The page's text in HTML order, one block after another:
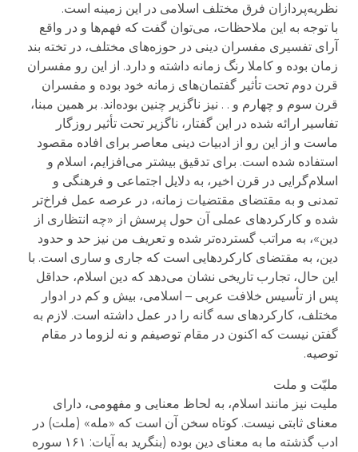
نظریه‌پردازان فرق مختلف اسلامی در این زمینه است.
با توجه به این ملاحظات، می‌توان گفت که فهم‌ها و در واقع
آرای تفسیری مفسران دینی در حوزه‌های مختلف، در تخته بند
زمان بوده و کاملا رنگ زمانه داشته و دارد. از این رو مفسران
قرن دوم تحت تأثیر گفتمان‌های زمانه خود بوده و مفسران
قرن سوم و چهارم و . . نیز ناگزیر چنین بوده‌اند. بر همین مبنا،
تفاسیر ارائه شده در این گفتار، ناگزیر تحت تأثیر روزگار
ماست و از این رو از ادبیات دینی معاصر برای افاده مقصود
استفاده شده است. برای تدقیق بیشتر می‌افزایم، اسلام و
اسلام‌گرایی در قرن اخیر، به دلایل اجتماعی و فرهنگی و
تمدنی و به مقتضای مقتضیات زمانه، در عرصه عمل فراخ‌تر
شده و کارکردهای عملی آن حول پرسش از «چه انتظاری از
دین»، به مراتب گسترده‌تر شده و تعریف من نیز حد و حدود
دین، به مقتضای کارکردهایی است که جاری و ساری است. با
این حال، تجارب تاریخی نشان می‌دهد که دین اسلام، حداقل
پس از تأسیس خلافت عربی – اسلامی، بیش و کم در ادوار
مختلف، کارکردهای سه گانه را در عمل داشته است. لازم به
گفتن نیست که اکنون در مقام توصیفم و نه لزوما در مقام
توصیه.
ملیّت و ملت
ملیت نیز مانند اسلام، به لحاظ معنایی و مفهومی، دارای
معنای ثابتی نیست. کوتاه سخن آن است که «مله» (ملت) در
ادب گذشته ما به معنای دین بوده (بنگرید به آیات: ۱۶۱ سوره